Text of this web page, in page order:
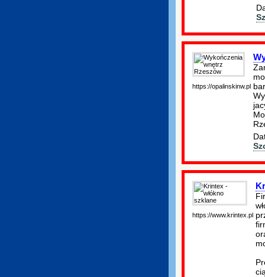
https://opalinskinw.pl
https://www.krintex.pl